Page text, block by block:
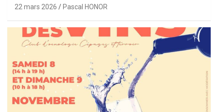
22 mars 2026 Pascal HONOR